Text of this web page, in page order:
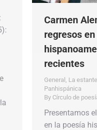
Carmen
regresos
recientes
General La
Panhispánica
By Círculo de
Presentamos
en la poesía